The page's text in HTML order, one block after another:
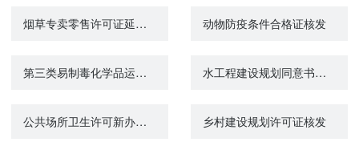
烟草专卖零售许可证延续办理 动物防疫条件合格证核发
第三类易制毒化学品运输备案证明 水工程建设规划同意书审核
公共场所卫生许可新办（除饭馆、咖啡馆、酒吧、茶座等） 乡村建设规划许可证核发